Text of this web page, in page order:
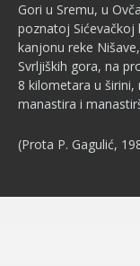
Gori u Sremu, u
poznatoj Sićevačkoj
kanjonu reke
Svrljiških gora, na
8 kilometara u širini,
manastira i
(Prota P. Gagulić,